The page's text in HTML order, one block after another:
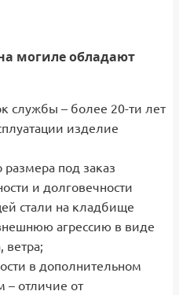
могиле обладают
службы – более 20-ти лет
изделие
под заказ
и долговечности
стали на кладбище
агрессию в виде
ветра;
в дополнительном
– отличие от